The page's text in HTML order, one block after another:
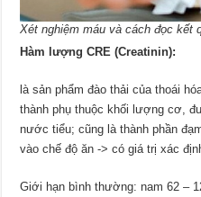
Xét nghiệm máu và cách đọc kết
Hàm lượng CRE (Creatinin):
là sản phẩm đào thải của thoái
thành phụ thuộc khối lượng cơ,
nước tiểu; cũng là thành phần
vào chế độ ăn -> có giá trị xác
Giới hạn bình thường: nam 62 –